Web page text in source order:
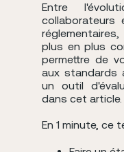
Entre
collaborateurs
plus en plus
permettre de
aux standards
un outil
dans cet article.
En 1 minute, ce